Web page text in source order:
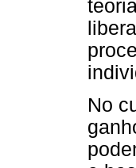
No